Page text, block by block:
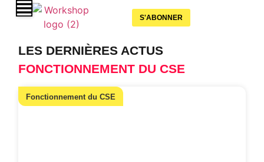
S'ABONNER
LES DERNIÈRES ACTUS
FONCTIONNEMENT DU CSE
Fonctionnement du CSE